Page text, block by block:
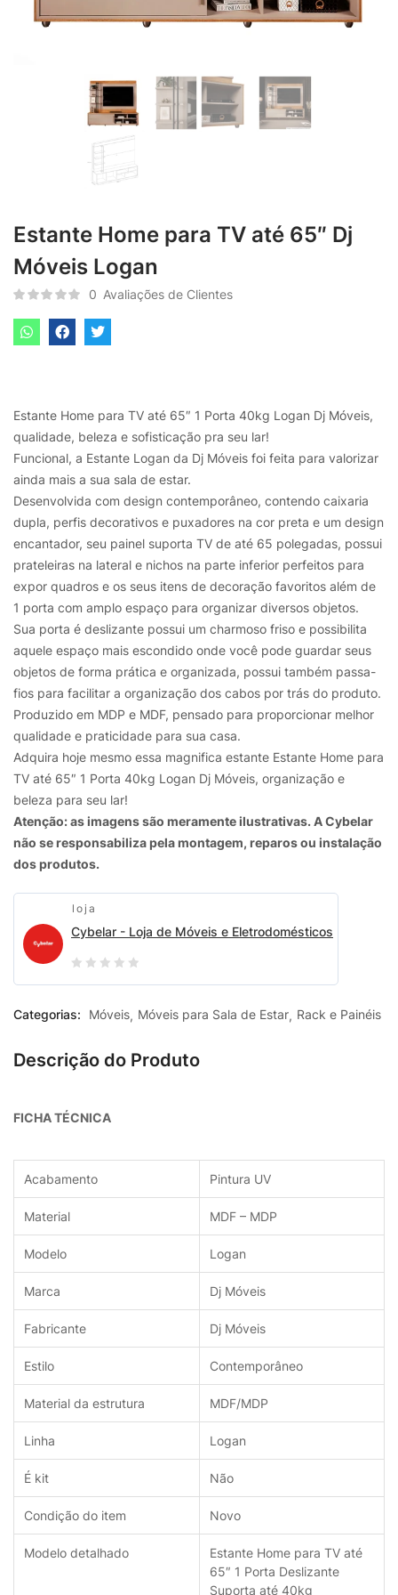
Estante Home para TV até 65″ Dj
Móveis Logan
0 Avaliações de Clientes
Estante Home para TV até 65″ 1 Porta 40kg Logan Dj Móveis,
qualidade, beleza e sofisticação pra seu lar!
Funcional, a Estante Logan da Dj Móveis foi feita para valorizar
ainda mais a sua sala de estar.
Desenvolvida com design contemporâneo, contendo caixaria
dupla, perfis decorativos e puxadores na cor preta e um design
encantador, seu painel suporta TV de até 65 polegadas, possui
prateleiras na lateral e nichos na parte inferior perfeitos para
expor quadros e os seus itens de decoração favoritos além de
1 porta com amplo espaço para organizar diversos objetos.
Sua porta é deslizante possui um charmoso friso e possibilita
aquele espaço mais escondido onde você pode guardar seus
objetos de forma prática e organizada, possui também passa-
fios para facilitar a organização dos cabos por trás do produto.
Produzido em MDP e MDF, pensado para proporcionar melhor
qualidade e praticidade para sua casa.
Adquira hoje mesmo essa magnifica estante Estante Home para
TV até 65″ 1 Porta 40kg Logan Dj Móveis, organização e
beleza para seu lar!
Atenção: as imagens são meramente ilustrativas. A Cybelar
não se responsabiliza pela montagem, reparos ou instalação
dos produtos.
loja
Cybelar - Loja de Móveis e Eletrodomésticos
0
of
Categorias: Móveis Móveis para Sala de Estar Rack e Painéis
Descrição do Produto
FICHA TÉCNICA
Acabamento Pintura UV
Material MDF – MDP
Modelo Logan
Marca Dj Móveis
Fabricante Dj Móveis
Estilo Contemporâneo
Material da estrutura MDF/MDP
Linha Logan
É kit Não
Condição do item Novo
Modelo detalhado
Estante Home para TV até
65″ 1 Porta Deslizante
Suporta até 40kg